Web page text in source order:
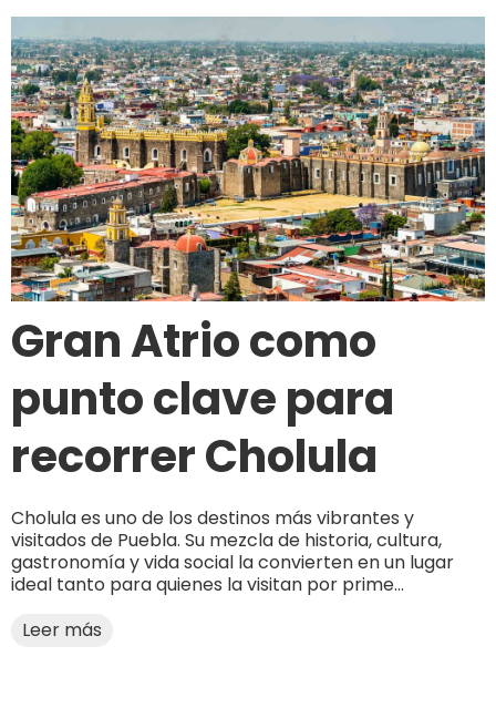
Gran Atrio como
punto clave para
recorrer Cholula
Cholula es uno de los destinos más vibrantes y
visitados de Puebla. Su mezcla de historia, cultura,
gastronomía y vida social la convierten en un lugar
ideal tanto para quienes la visitan por prime...
Leer más